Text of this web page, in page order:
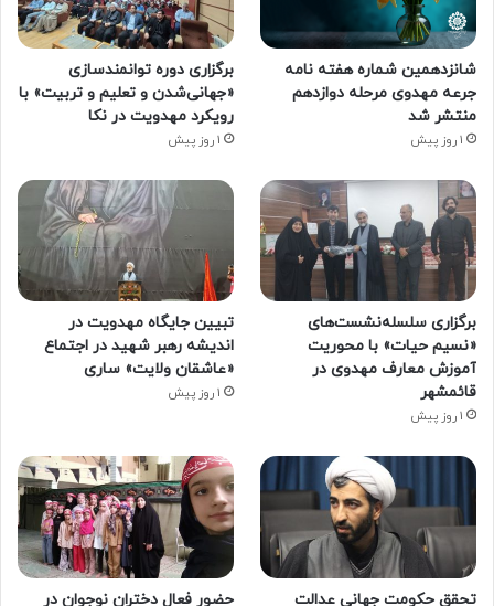
شانزدهمین شماره هفته‌ نامه
جرعه مهدوی مرحله دوازدهم
منتشر شد
1 روز پیش
برگزاری دوره توانمندسازی
«جهانی‌شدن و تعلیم و تربیت» با
رویکرد مهدویت در نکا
1 روز پیش
برگزاری سلسله‌نشست‌های
«نسیم حیات» با محوریت
آموزش معارف مهدوی در
قائمشهر
1 روز پیش
تبیین جایگاه مهدویت در
اندیشه رهبر شهید در اجتماع
«عاشقان ولایت» ساری
1 روز پیش
تحقق حکومت جهانی عدالت حضور فعال دختران نوجوان در